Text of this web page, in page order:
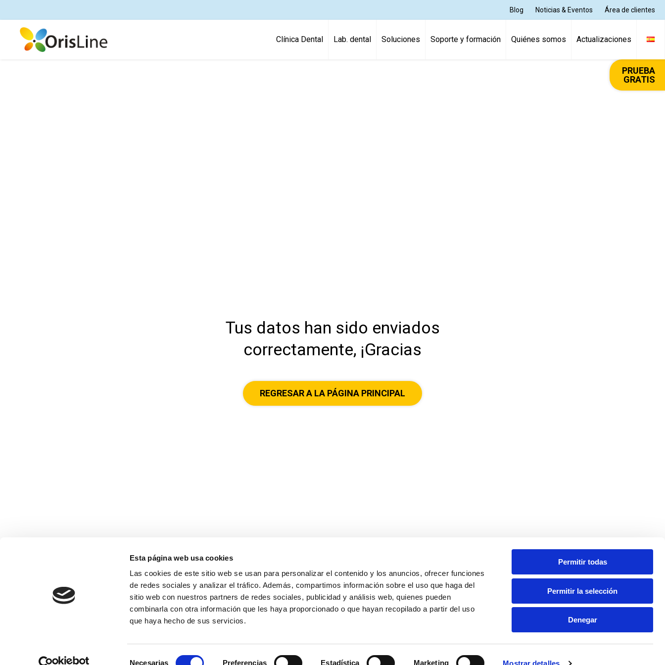
Esta página web usa cookies
Las cookies de este sitio web se usan para personalizar el contenido y los anuncios, ofrecer funciones
de redes sociales y analizar el tráfico. Además, compartimos información sobre el uso que haga del
sitio web con nuestros partners de redes sociales, publicidad y análisis web, quienes pueden
combinarla con otra información que les haya proporcionado o que hayan recopilado a partir del uso
que haya hecho de sus servicios.
Necesarias Preferencias Estadística Marketing Mostrar detalles
Permitir todas
Permitir la selección
Denegar
PRUEBA
GRATIS
Blog Noticias & Eventos Área de clientes
Clínica Dental Lab. dental Soluciones Soporte y formación Quiénes somos Actualizaciones
Tus datos han sido enviados
correctamente, ¡Gracias
REGRESAR A LA PÁGINA PRINCIPAL